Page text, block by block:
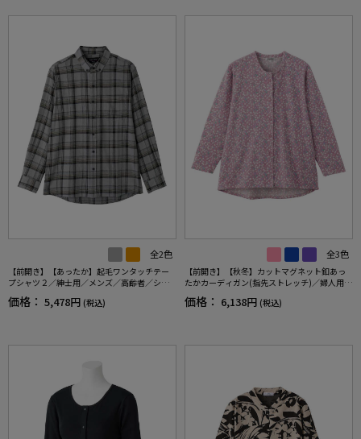
全2色
【前開き】【あったか】起毛ワンタッチテー
プシャツ２／紳士用／メンズ／高齢者／シニ
ア／秋冬／名前記入欄付／施設／入居／後ろ
長め／ギフト／プレゼント【CF】
価格： 5,478円 (税込)
全3色
【前開き】【秋冬】カットマグネット釦あっ
たかカーディガン(指先ストレッチ)／婦人用／
レディース／高齢者／シニア／介護／施設／
秋冬／お出かけ／ギフト／プレゼント【CF】
価格： 6,138円 (税込)